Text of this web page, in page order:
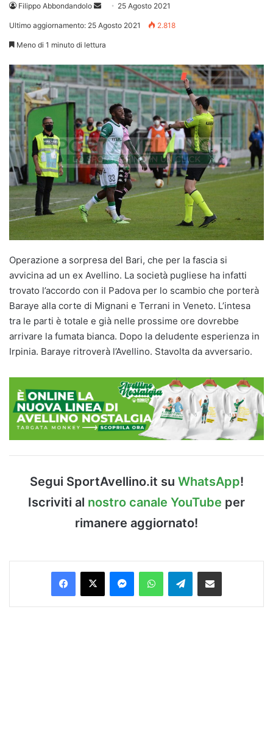
Filippo Abbondandolo
Invia 25 Agosto 2021
Ultimo aggiornamento: 25 Agosto 2021 2.818
Meno di 1 minuto di lettura
Operazione a sorpresa del Bari, che per la fascia si
avvicina ad un ex Avellino. La società pugliese ha infatti
trovato l’accordo con il Padova per lo scambio che porterà
Baraye alla corte di Mignani e Terrani in Veneto. L’intesa
tra le parti è totale e già nelle prossime ore dovrebbe
arrivare la fumata bianca. Dopo la deludente esperienza in
Irpinia. Baraye ritroverà l’Avellino. Stavolta da avversario.
Segui SportAvellino.it su WhatsApp!
Iscriviti al nostro canale YouTube per
rimanere aggiornato!
Facebook
X MessengerWhatsAppTelegramCondividi via Email